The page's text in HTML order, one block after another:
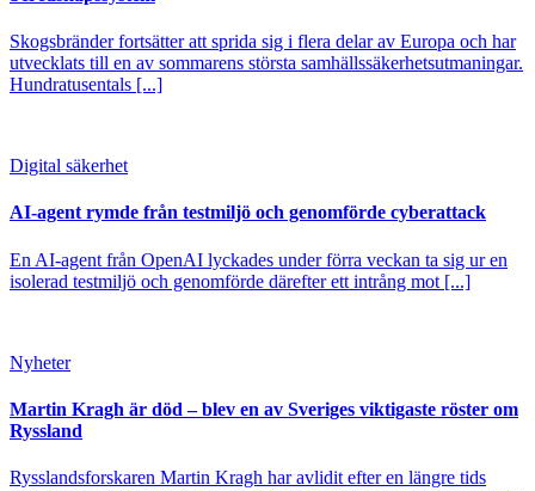
Skogsbränder fortsätter att sprida sig i flera delar av Europa och har
utvecklats till en av sommarens största samhällssäkerhetsutmaningar.
Hundratusentals [...]
Digital säkerhet
AI-agent rymde från testmiljö och genomförde cyberattack
En AI-agent från OpenAI lyckades under förra veckan ta sig ur en
isolerad testmiljö och genomförde därefter ett intrång mot [...]
Nyheter
Martin Kragh är död – blev en av Sveriges viktigaste röster om
Ryssland
Rysslandsforskaren Martin Kragh har avlidit efter en längre tids